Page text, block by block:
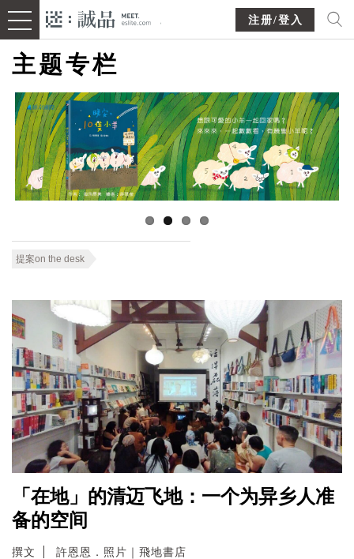
注册/登入
主题专栏
提案on the desk
「在地」的清迈飞地：一个为异乡人准
备的空间
撰文 許恩恩．照片｜飛地書店